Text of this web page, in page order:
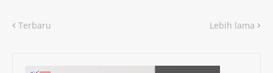
Terbaru Lebih lama